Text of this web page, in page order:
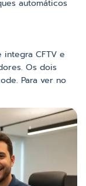
automáticos
CFTV e
Os dois
Para ver no